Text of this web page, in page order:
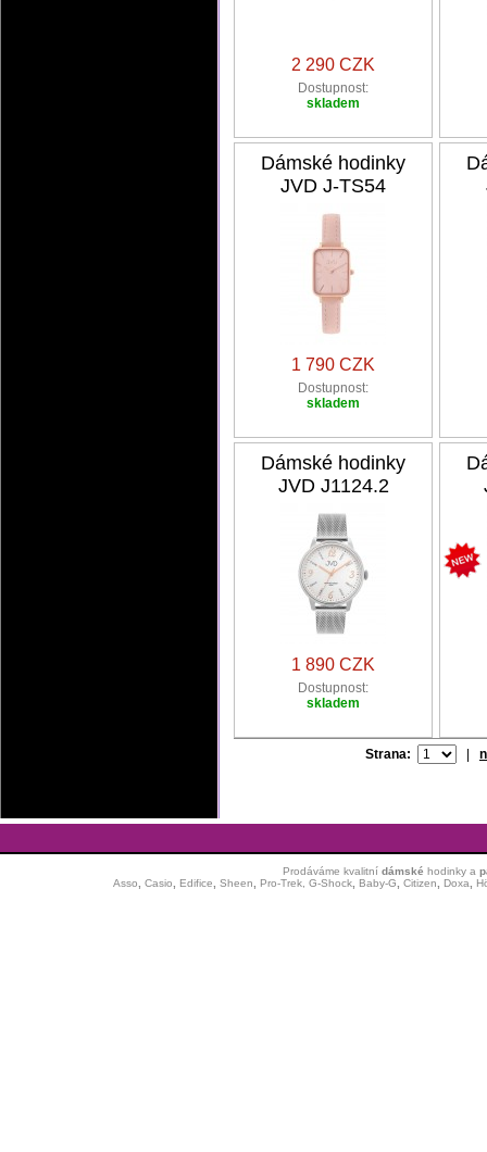
2 290 CZK
Dostupnost:
skladem
Dámské hodinky
JVD J-TS54
1 790 CZK
Dostupnost:
skladem
Dámské hodinky
JVD J1124.2
1 890 CZK
Dostupnost:
skladem
Strana:
Prodáváme kvalitní dámské hodinkya
Asso
Casio Edifice Sheen Pro-Trek, G-Shock, Baby-G Citizen Doxa